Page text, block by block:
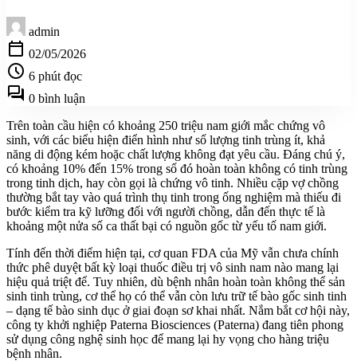
admin
calendar_today 02/05/2026
schedule 6 phút đọc
forum 0 bình luận
Trên toàn cầu hiện có khoảng 250 triệu nam giới mắc chứng vô
sinh, với các biểu hiện điển hình như số lượng tinh trùng ít, khả
năng di động kém hoặc chất lượng không đạt yêu cầu. Đáng chú ý,
có khoảng 10% đến 15% trong số đó hoàn toàn không có tinh trùng
trong tinh dịch, hay còn gọi là chứng vô tinh. Nhiều cặp vợ chồng
thường bắt tay vào quá trình thụ tinh trong ống nghiệm mà thiếu đi
bước kiểm tra kỹ lưỡng đối với người chồng, dẫn đến thực tế là
khoảng một nửa số ca thất bại có nguồn gốc từ yếu tố nam giới.
Tính đến thời điểm hiện tại, cơ quan FDA của Mỹ vẫn chưa chính
thức phê duyệt bất kỳ loại thuốc điều trị vô sinh nam nào mang lại
hiệu quả triệt để. Tuy nhiên, dù bệnh nhân hoàn toàn không thể sản
sinh tinh trùng, cơ thể họ có thể vẫn còn lưu trữ tế bào gốc sinh tinh
– dạng tế bào sinh dục ở giai đoạn sơ khai nhất. Nắm bắt cơ hội này,
công ty khởi nghiệp Paterna Biosciences (Paterna) đang tiên phong
sử dụng công nghệ sinh học để mang lại hy vọng cho hàng triệu
bệnh nhân.